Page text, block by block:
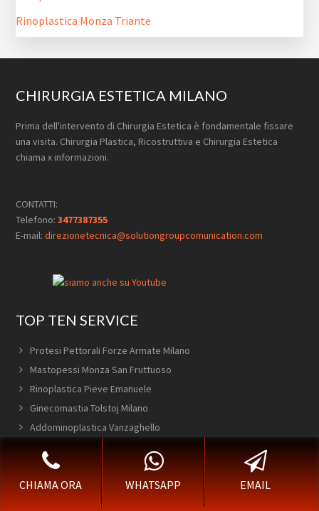
Rinoplastica Monza Triante
Footer
CHIRURGIA ESTETICA MILANO
Prima dell'intervento di Chirurgia Estetica è fondamentale fissare
una visita. Chirurgia Plastica, Ricostruttiva e Chirurgia Estetica
chiama x informazioni.
CONTATTI:
Telefono:3477387355
E-mail:direzionetecnica@solutiongroupcomunication.com
TOP TEN SERVICE
Protesi Pettorali Forze Armate Milano
Mastopessi Monza San Fruttuoso
Rinoplastica Pieve Emanuele
Ginecomastia Tolstoj Milano
Addominoplastica Vanzaghello
Rinoplastica Quartiere Lodovico il Moro Milano
Mastopessi Villapizzone Milano
Rinoplastica Carnate
CHIAMA ORA WHATSAPP EMAIL